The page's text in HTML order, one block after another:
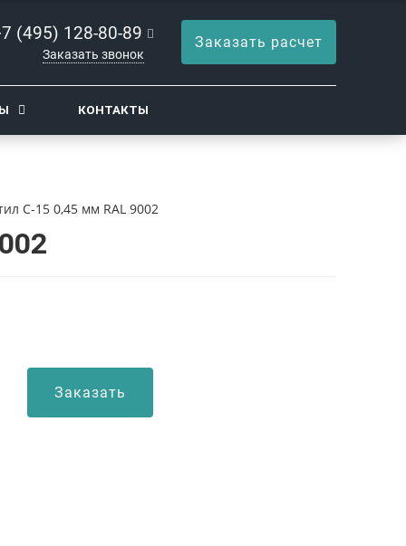
(495) 128-80-89
Заказать звонок
Заказать расчет
КОНТАКТЫ
С-15 0,45 мм RAL 9002
Заказать